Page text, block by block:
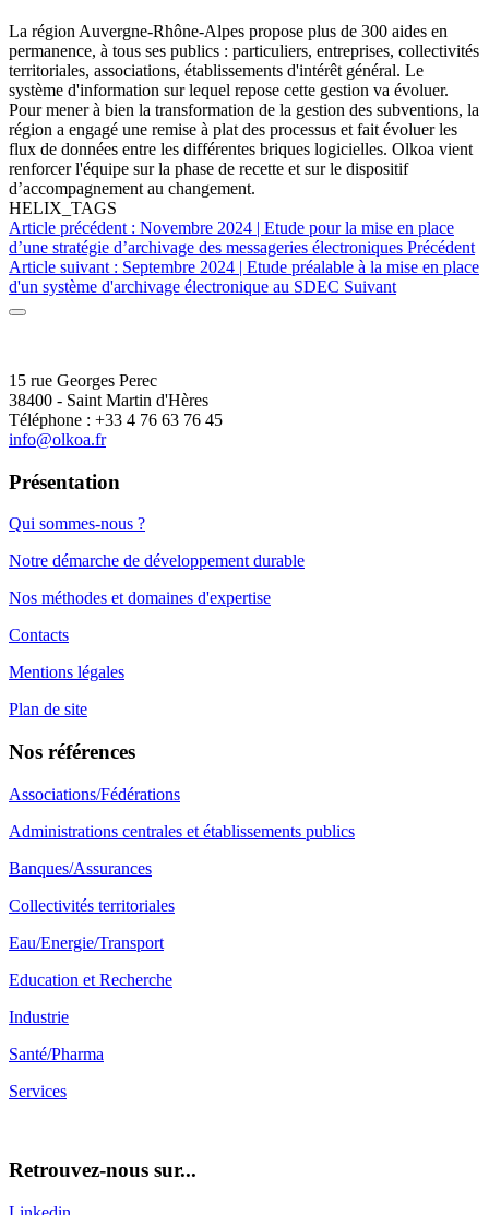
La région Auvergne-Rhône-Alpes propose plus de 300 aides en
permanence, à tous ses publics : particuliers, entreprises, collectivités
territoriales, associations, établissements d'intérêt général. Le
système d'information sur lequel repose cette gestion va évoluer.
Pour mener à bien la transformation de la gestion des subventions, la
région a engagé une remise à plat des processus et fait évoluer les
flux de données entre les différentes briques logicielles. Olkoa vient
renforcer l'équipe sur la phase de recette et sur le dispositif
d’accompagnement au changement.
HELIX_TAGS
Article précédent : Novembre 2024 | Etude pour la mise en place
d’une stratégie d’archivage des messageries électroniques Précédent
Article suivant : Septembre 2024 | Etude préalable à la mise en place
d'un système d'archivage électronique au SDEC Suivant
15 rue Georges Perec
38400 - Saint Martin d'Hères
Téléphone : +33 4 76 63 76 45
info@olkoa.fr
Présentation
Qui sommes-nous ?
Notre démarche de développement durable
Nos méthodes et domaines d'expertise
Contacts
Mentions légales
Plan de site
Nos références
Associations/Fédérations
Administrations centrales et établissements publics
Banques/Assurances
Collectivités territoriales
Eau/Energie/Transport
Education et Recherche
Industrie
Santé/Pharma
Services
Retrouvez-nous sur...